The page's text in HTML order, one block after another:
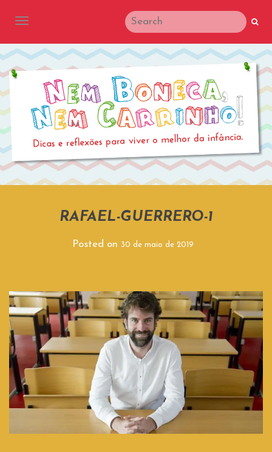
TOGGLE NAVIGATION
RAFAEL-GUERRERO-1
Posted on 30 de maio de 2019